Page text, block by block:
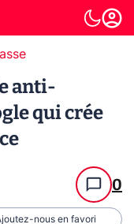
anti-
qui crée
0
nous en favori